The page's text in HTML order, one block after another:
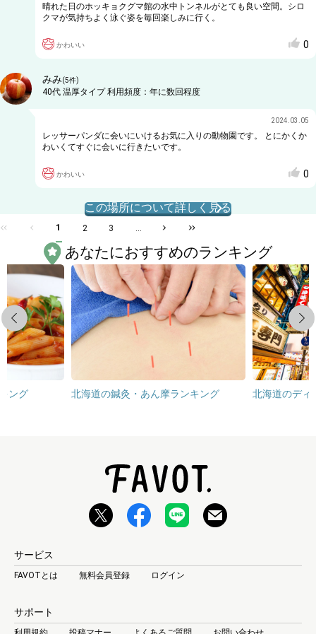
晴れた日のホッキョクグマ館の水中トンネルがとても良い空間。シロ
クマが気持ちよく泳ぐ姿を毎回楽しみに行く。
かわいい 0
みみ(5件)
40代 温厚タイプ利用頻度： 年に数回程度
2024.03.05
レッサーパンダに会いにいけるお気に入りの動物園です。 とにかくか
わいくてすぐに会いに行きたいです。
かわいい 0
この場所について詳しく見る
1 2 3 ...
あなたにおすすめのランキング
Previous
ング 北海道の鍼灸・あん摩ランキング 北海道のディ
Next
サービス
FAVOTとは 無料会員登録 ログイン
サポート